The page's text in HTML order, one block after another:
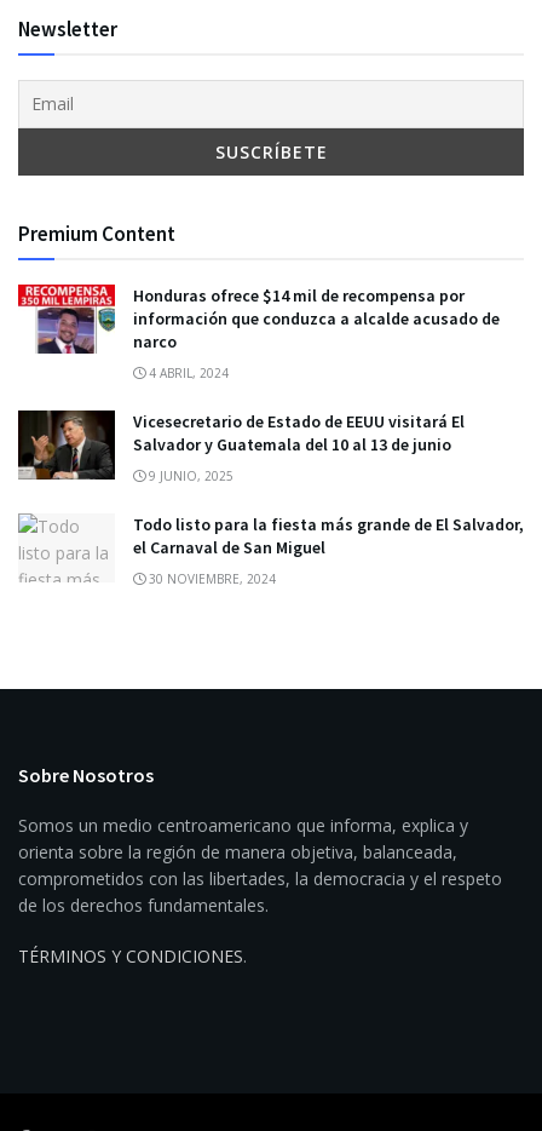
Newsletter
Premium Content
Honduras ofrece $14 mil de recompensa por
información que conduzca a alcalde acusado de
narco
4 ABRIL, 2024
Vicesecretario de Estado de EEUU visitará El
Salvador y Guatemala del 10 al 13 de junio
9 JUNIO, 2025
Todo listo para la fiesta más grande de El Salvador,
el Carnaval de San Miguel
30 NOVIEMBRE, 2024
Sobre Nosotros
Somos un medio centroamericano que informa, explica y
orienta sobre la región de manera objetiva, balanceada,
comprometidos con las libertades, la democracia y el respeto
de los derechos fundamentales.
TÉRMINOS Y CONDICIONES.